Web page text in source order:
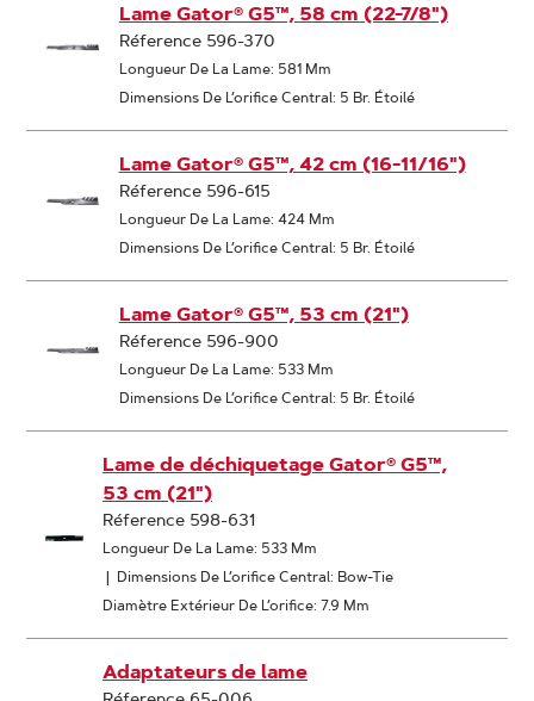
Lame Gator® G5™, 58 cm (22-7/8")
Réference 596-370
Longueur De La Lame: 581 Mm
Dimensions De L’orifice Central: 5 Br. Étoilé
Lame Gator® G5™, 42 cm (16-11/16")
Réference 596-615
Longueur De La Lame: 424 Mm
Dimensions De L’orifice Central: 5 Br. Étoilé
Lame Gator® G5™, 53 cm (21")
Réference 596-900
Longueur De La Lame: 533 Mm
Dimensions De L’orifice Central: 5 Br. Étoilé
Lame de déchiquetage Gator® G5™,
53 cm (21")
Réference 598-631
Longueur De La Lame: 533 Mm
| Dimensions De L’orifice Central: Bow-Tie
Diamètre Extérieur De L’orifice: 7.9 Mm
Adaptateurs de lame